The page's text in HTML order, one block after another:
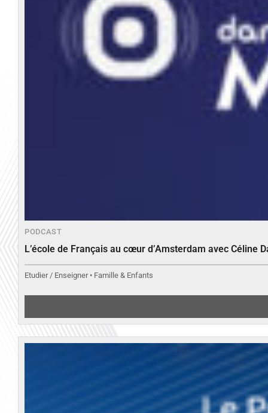
PODCAST
L’école de Français au cœur d’Amsterdam avec Céline
Etudier / Enseigner • Famille & Enfants